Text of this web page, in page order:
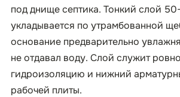
под днище септика. Тонкий слой
укладывается по утрамбованной
основание предварительно
не отдавал воду. Слой служит
гидроизоляцию и нижний
рабочей плиты.